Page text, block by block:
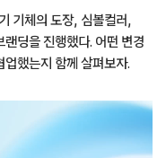
기체의 도장, 심볼컬러,
딩을 진행했다. 어떤 변경
했는지 함께 살펴보자.